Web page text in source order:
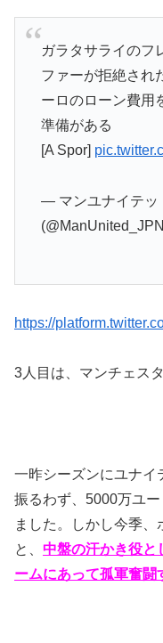
ガラタサライのフ
ファーが拒絶され
ーロのローン費用
準備がある
[A Spor]
— マンユナイテ
https://
3人目は、マンチェス
一昨シーズンにユナイ
振るわず、5000万ユ
ました。しかし今季
と、 中盤の汗かき役と
ームにあって孤軍奮闘